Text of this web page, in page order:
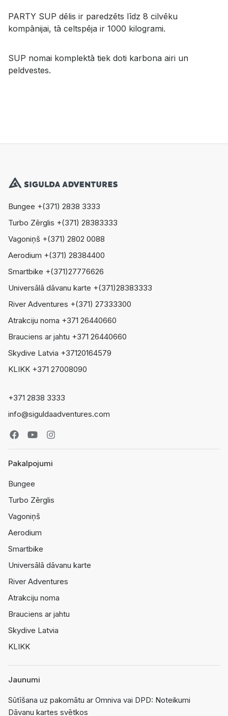
PARTY SUP dēlis ir paredzēts līdz 8 cilvēku
kompānijai, tā celtspēja ir 1000 kilogrami.
SUP nomai komplektā tiek doti karbona airi un
peldvestes.
Bungee +(371) 2838 3333
Turbo Zērglis +(371) 28383333
Vagoniņš +(371) 2802 0088
Aerodium +(371) 28384400
Smartbike +(371)27776626
Universālā dāvanu karte +(371)28383333
River Adventures +(371) 27333300
Atrakciju noma +371 26440660
Brauciens ar jahtu +371 26440660
Skydive Latvia +37120164579
KLIKK +371 27008090
+371 2838 3333
info@siguldaadventures.com
Pakalpojumi
Bungee
Turbo Zērglis
Vagoniņš
Aerodium
Smartbike
Universālā dāvanu karte
River Adventures
Atrakciju noma
Brauciens ar jahtu
Skydive Latvia
KLIKK
Jaunumi
Sūtīšana uz pakomātu ar Omniva vai DPD: Noteikumi
Dāvanu kartes svētkos